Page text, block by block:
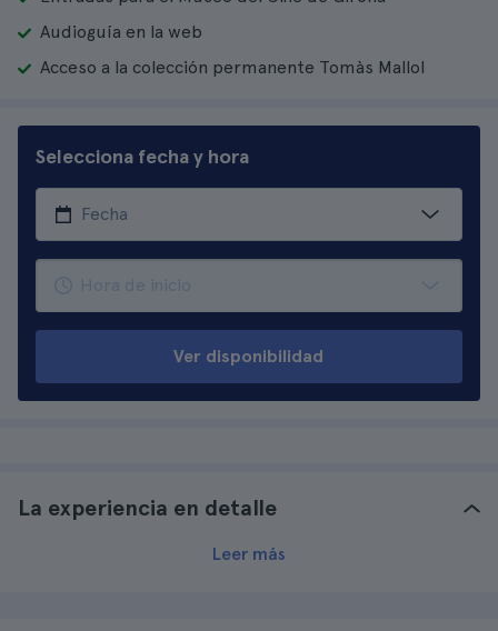
Audioguía en la web
Acceso a la colección permanente Tomàs Mallol
Selecciona fecha y hora
Ver disponibilidad
La experiencia en detalle
Leer más